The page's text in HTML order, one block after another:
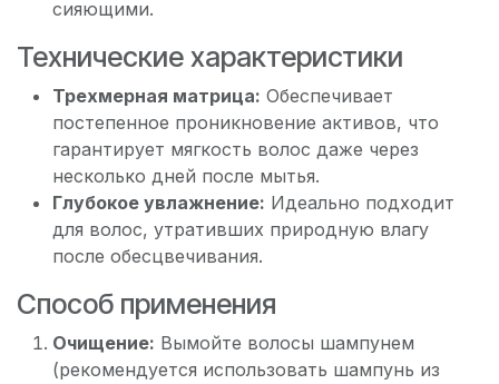
сияющими.
Технические характеристики
Трехмерная матрица: Обеспечивает
постепенное проникновение активов, что
гарантирует мягкость волос даже через
несколько дней после мытья.
Глубокое увлажнение: Идеально подходит
для волос, утративших природную влагу
после обесцвечивания.
Способ применения
Очищение: Вымойте волосы шампунем
(рекомендуется использовать шампунь из